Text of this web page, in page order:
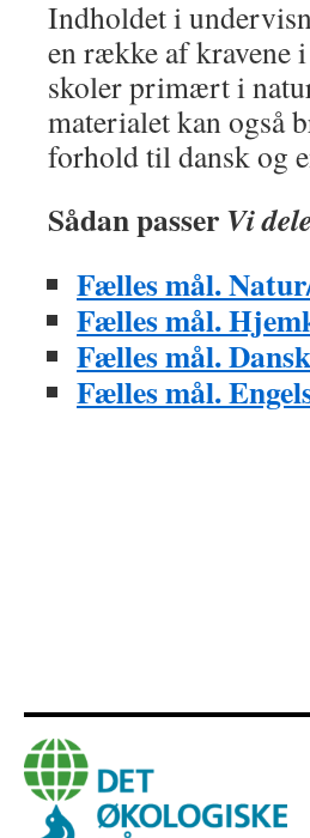
Indholdet i
en række af kravene
skoler primært i
materialet kan også
forhold til dansk og
Sådan passerVi
Fælles mål.
Fælles mål.
Fælles mål. Dansk
Fælles mål.